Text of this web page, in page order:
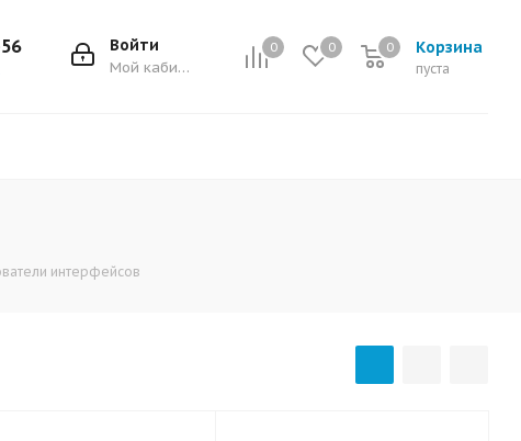
0 0 Корзина
0
пуста
0
Войти
Мой кабинет
интерфейсов